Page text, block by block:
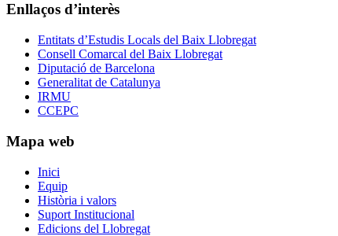
Enllaços d’interès
Entitats d’Estudis Locals del Baix Llobregat
Consell Comarcal del Baix Llobregat
Diputació de Barcelona
Generalitat de Catalunya
IRMU
CCEPC
Mapa web
Inici
Equip
Història i valors
Suport Institucional
Edicions del Llobregat